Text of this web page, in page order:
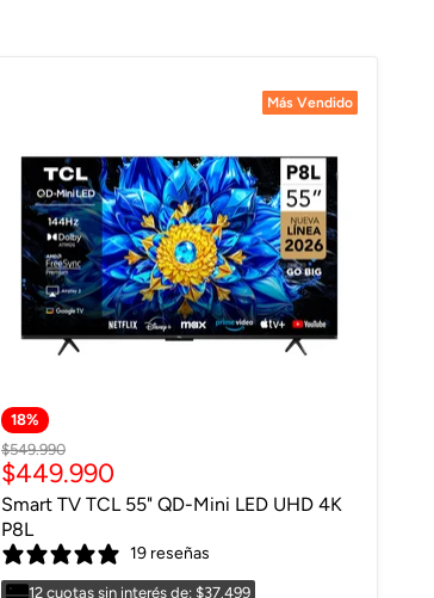
Más Vendido
18%
Más Vendido
Precio
original
$549.990
Precio
actual
$449.990
Smart TV TCL 55" QD-Mini LED UHD 4K
P8L
19 reseñas
12 cuotas sin interés de: $37.499